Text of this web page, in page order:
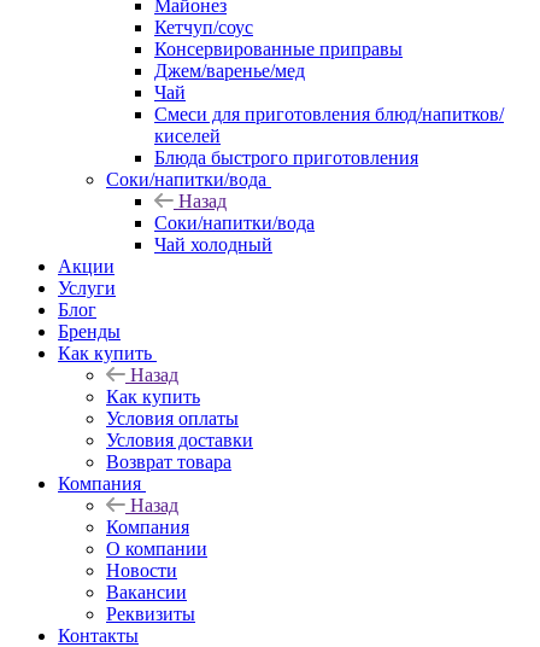
Майонез
Кетчуп/соус
Консервированные приправы
Джем/варенье/мед
Чай
Смеси для приготовления блюд/напитков/
киселей
Блюда быстрого приготовления
Соки/напитки/вода
Назад
Соки/напитки/вода
Чай холодный
Акции
Услуги
Блог
Бренды
Как купить
Назад
Как купить
Условия оплаты
Условия доставки
Возврат товара
Компания
Назад
Компания
О компании
Новости
Вакансии
Реквизиты
Контакты